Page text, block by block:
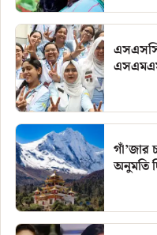
গাঁ’জার
অনুমতি